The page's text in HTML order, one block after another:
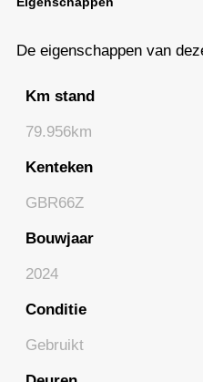
De eigenschappen van
Km stand
79.956km
Kenteken
GBR66Z
Bouwjaar
2024
Conditie
Gebruikt